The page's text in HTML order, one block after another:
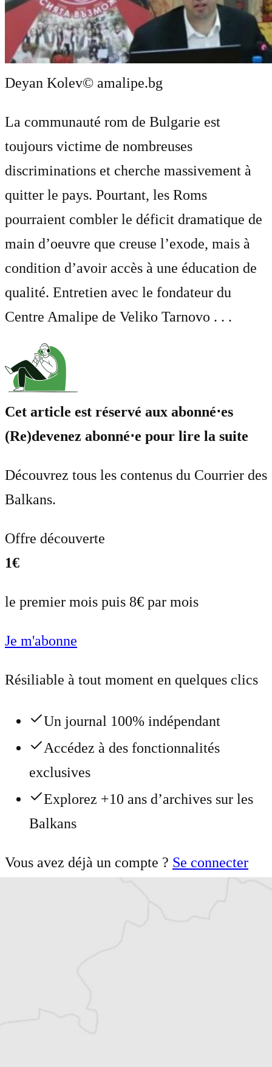
Deyan Kolev© amalipe.bg
La communauté rom de Bulgarie est
toujours victime de nombreuses
discriminations et cherche massivement à
quitter le pays. Pourtant, les Roms
pourraient combler le déficit dramatique de
main d’oeuvre que creuse l’exode, mais à
condition d’avoir accès à une éducation de
qualité. Entretien avec le fondateur du
Centre Amalipe de Veliko Tarnovo . . .
Cet article est réservé aux abonné⋅es
(Re)devenez abonné⋅e pour lire la suite
Découvrez tous les contenus du Courrier des
Balkans.
Offre découverte
1€
le premier mois puis 8€ par mois
Je m'abonne
Résiliable à tout moment en quelques clics
Un journal 100% indépendant
Accédez à des fonctionnalités
exclusives
Explorez +10 ans d’archives sur les
Balkans
Vous avez déjà un compte ? Se connecter